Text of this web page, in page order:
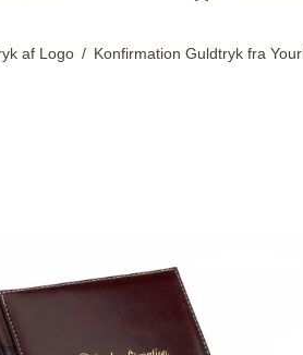
af Logo / Konfirmation Guldtryk fra